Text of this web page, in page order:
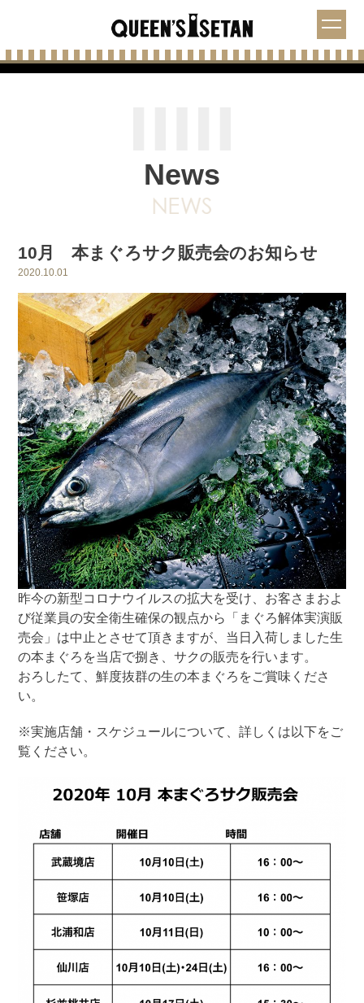
News
10月 本まぐろサク販売会のお知らせ
2020.10.01
昨今の新型コロナウイルスの拡大を受け、お客さまおよ
び従業員の安全衛生確保の観点から「まぐろ解体実演販
売会」は中止とさせて頂きますが、当日入荷しました生
の本まぐろを当店で捌き、サクの販売を行います。
おろしたて、鮮度抜群の生の本まぐろをご賞味くださ
い。
※実施店舗・スケジュールについて、詳しくは以下をご
覧ください。